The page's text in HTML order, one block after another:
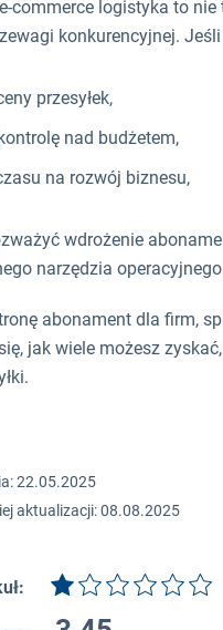
commerce logistyka to nie
konkurencyjnej.
przesyłek,
nad budżetem,
na rozwój biznesu,
wdrożenie
narzędzia
abonament dla firm,
jak wiele możesz
22.05.2025
aktualizacji: 08.08.2025